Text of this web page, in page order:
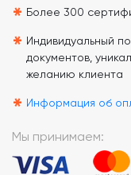
* Более 300
* Индивидуальный
документов,
желанию клиента
* Информация об
Мы принимаем: